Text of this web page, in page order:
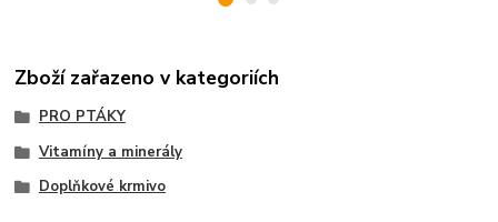
Zboží zařazeno v kategoriích
PRO PTÁKY
Vitamíny a minerály
Doplňkové krmivo